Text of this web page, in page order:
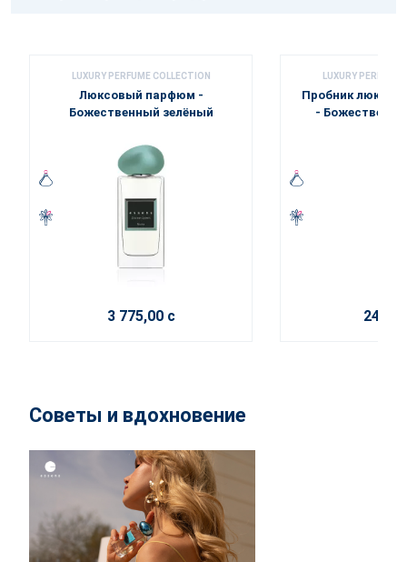
LUXURY PERFUME COLLECTION
Люксовый парфюм -
Божественный зелёный
3 775,00 с
LUXURY
Пробник
-
Советы и вдохновение